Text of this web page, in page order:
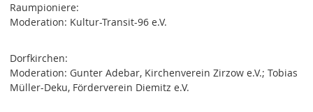
Raumpioniere:
Moderation: Kultur-Transit-96 e.V.
Dorfkirchen:
Moderation: Gunter Adebar, Kirchenverein Zirzow e.V.; Tobias
Müller-Deku, Förderverein Diemitz e.V.